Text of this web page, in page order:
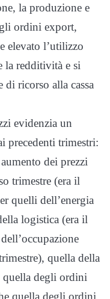
la produzione e
ordini export,
elevato l’utilizzo
la redditività e si
di ricorso alla cassa
evidenzia un
precedenti trimestri:
dei prezzi
trimestre (era il
quelli dell’energia
logistica (era il
quella della
quella degli ordini
quella degli ordini